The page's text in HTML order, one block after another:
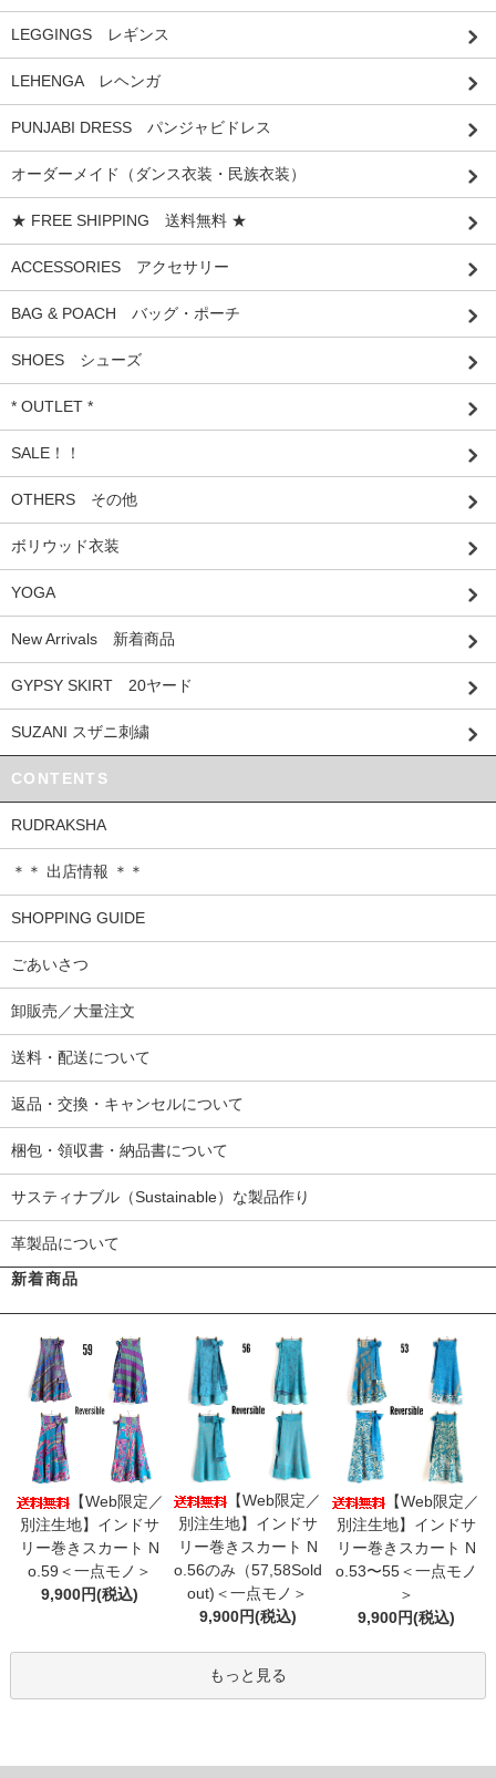
LEGGINGS レギンス
LEHENGA レヘンガ
PUNJABI DRESS パンジャビドレス
オーダーメイド（ダンス衣装・民族衣装）
★ FREE SHIPPING 送料無料 ★
ACCESSORIES アクセサリー
BAG & POACH バッグ・ポーチ
SHOES シューズ
* OUTLET *
SALE！！
OTHERS その他
ボリウッド衣装
YOGA
New Arrivals 新着商品
GYPSY SKIRT 20ヤード
SUZANI スザニ刺繍
CONTENTS
RUDRAKSHA
＊＊ 出店情報 ＊＊
SHOPPING GUIDE
ごあいさつ
卸販売／大量注文
送料・配送について
返品・交換・キャンセルについて
梱包・領収書・納品書について
サスティナブル（Sustainable）な製品作り
革製品について
新着商品
【Web限定／
別注生地】インドサ
リー巻きスカート N
o.59＜一点モノ＞
9,900円(税込)
【Web限定／
別注生地】インドサ
リー巻きスカート N
o.56のみ（57,58Sold
out)＜一点モノ＞
9,900円(税込)
【Web限定／
別注生地】インドサ
リー巻きスカート N
o.53〜55＜一点モノ
＞
9,900円(税込)
もっと見る